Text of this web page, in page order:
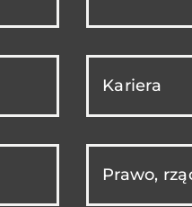
Kariera
Prawo,